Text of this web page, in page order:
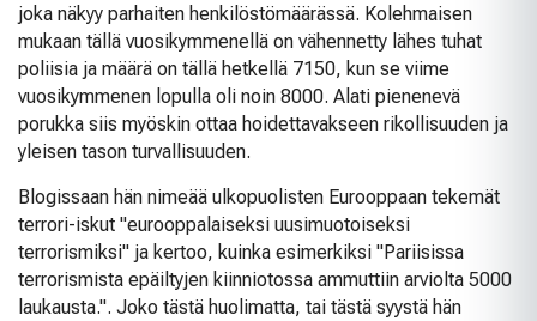
joka näkyy parhaiten henkilöstömäärässä. Kolehmaisen
mukaan tällä vuosikymmenellä on vähennetty lähes tuhat
poliisia ja määrä on tällä hetkellä 7150, kun se viime
vuosikymmenen lopulla oli noin 8000. Alati pienenevä
porukka siis myöskin ottaa hoidettavakseen rikollisuuden ja
yleisen tason turvallisuuden.
Blogissaan hän nimeää ulkopuolisten Eurooppaan tekemät
terrori-iskut "eurooppalaiseksi uusimuotoiseksi
terrorismiksi" ja kertoo, kuinka esimerkiksi "Pariisissa
terrorismista epäiltyjen kiinniotossa ammuttiin arviolta 5000
laukausta.". Joko tästä huolimatta, tai tästä syystä hän